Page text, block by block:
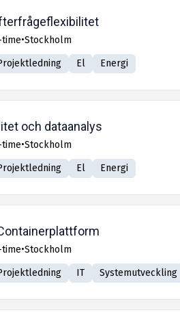
•Stockholm
El Energi
och dataanalys
•Stockholm
El Energi
•Stockholm
IT Systemutveckling